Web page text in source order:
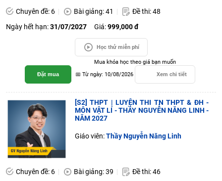
Chuyên đề: 6 Bài giảng: 41
Đề thi: 48
Ngày hết hạn:31/07/2027 Giá:999,000 đ
Học thử miễn phí
Đặt mua
Mua khóa học theo giá bạn muốn
📅 Từ ngày: 10/08/2026
Xem chi tiết
[S2] THPT | LUYỆN THI TN THPT & ĐH -
MÔN VẬT LÍ - THẦY NGUYỄN NĂNG LINH -
NĂM 2027
Giáo viên:Thầy Nguyễn Năng Linh
Chuyên đề: 6 Bài giảng: 39 Đề thi: 46